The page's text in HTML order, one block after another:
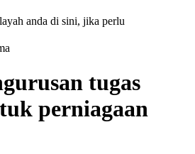
anda di sini, jika perlu
tugas
perniagaan